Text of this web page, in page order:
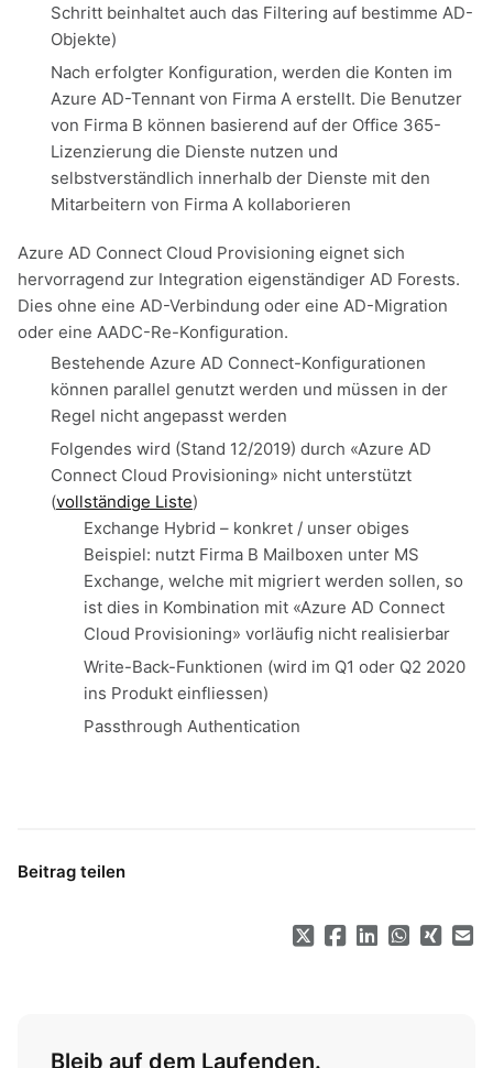
Schritt beinhaltet auch das Filtering auf bestimme AD-
Objekte)
Nach erfolgter Konfiguration, werden die Konten im
Azure AD-Tennant von Firma A erstellt. Die Benutzer
von Firma B können basierend auf der Office 365-
Lizenzierung die Dienste nutzen und
selbstverständlich innerhalb der Dienste mit den
Mitarbeitern von Firma A kollaborieren
Azure AD Connect Cloud Provisioning eignet sich
hervorragend zur Integration eigenständiger AD Forests.
Dies ohne eine AD-Verbindung oder eine AD-Migration
oder eine AADC-Re-Konfiguration.
Bestehende Azure AD Connect-Konfigurationen
können parallel genutzt werden und müssen in der
Regel nicht angepasst werden
Folgendes wird (Stand 12/2019) durch «Azure AD
Connect Cloud Provisioning» nicht unterstützt
(vollständige Liste)
Exchange Hybrid – konkret / unser obiges
Beispiel: nutzt Firma B Mailboxen unter MS
Exchange, welche mit migriert werden sollen, so
ist dies in Kombination mit «Azure AD Connect
Cloud Provisioning» vorläufig nicht realisierbar
Write-Back-Funktionen (wird im Q1 oder Q2 2020
ins Produkt einfliessen)
Passthrough Authentication
Beitrag teilen
Bleib auf dem Laufenden.